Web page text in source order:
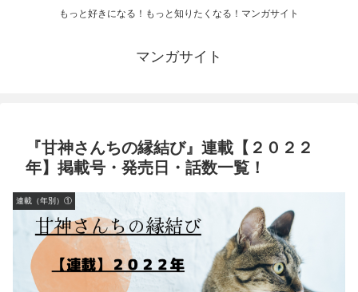
もっと好きになる！もっと知りたくなる！マンガサイト
マンガサイト
『甘神さんちの縁結び』連載【２０２２
年】掲載号・発売日・話数一覧！
連載（年別）①